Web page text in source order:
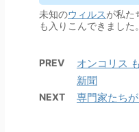
未知のウィルスが私た
も入りこんできました
PREV オンコリス
新聞
NEXT 専門家たち